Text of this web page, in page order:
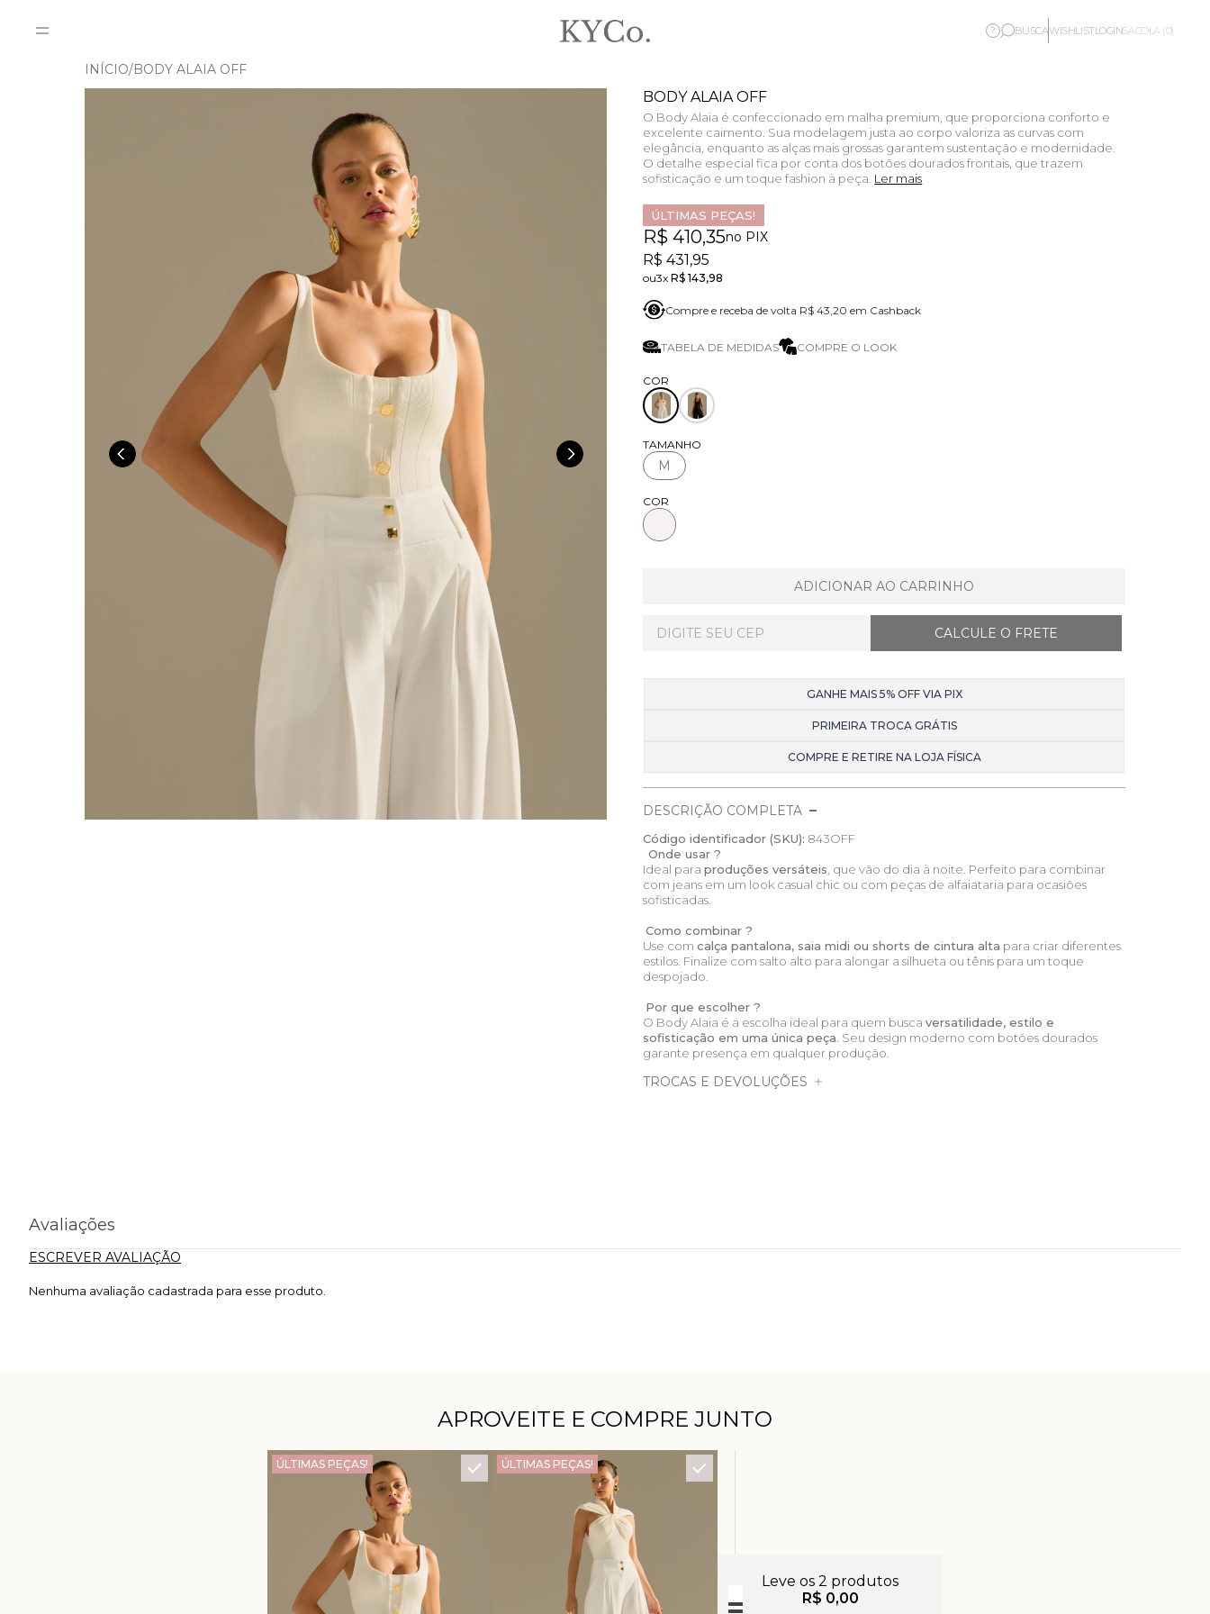
? BUSCAWISHLISTLOGINSACOLA (0)
INÍCIO BODY ALAIA OFF
BODY ALAIA OFF
O Body Alaia é confeccionado em malha premium, que proporciona conforto e
excelente caimento. Sua modelagem justa ao corpo valoriza as curvas com
elegância, enquanto as alças mais grossas garantem sustentação e modernidade.
O detalhe especial fica por conta dos botões dourados frontais, que trazem
sofisticação e um toque fashion à peça. Ler mais
ÚLTIMAS PEÇAS!
R$ 410,35no PIX
R$ 431,95
3xR$ 143,98
Compre e receba de volta R$ 43,20 em Cashback
TABELA DE MEDIDAS COMPRE O LOOK
TAMANHO
M
COR
ADICIONAR AO CARRINHO
GANHE MAIS 5% OFF VIA PIX
PRIMEIRA TROCA GRÁTIS
COMPRE E RETIRE NA LOJA FÍSICA
DESCRIÇÃO COMPLETA
Código identificador (SKU): 843OFF
Onde usar ?
Ideal paraproduções versáteis, que vão do dia à noite. Perfeito para combinar
com jeans em um look casual chic ou com peças de alfaiataria para ocasiões
sofisticadas.
Como combinar ?
Use comcalça pantalona, saia midi ou shorts de cintura alta para criar diferentes
estilos. Finalize com salto alto para alongar a silhueta ou tênis para um toque
despojado.
Por que escolher ?
O Body Alaia é a escolha ideal para quem buscaversatilidade, estilo e
sofisticação em uma única peça. Seu design moderno com botões dourados
garante presença em qualquer produção.
TROCAS E DEVOLUÇÕES
Avaliações
ESCREVER AVALIAÇÃO
Nenhuma avaliação cadastrada para esse produto.
APROVEITE E COMPRE JUNTO
ÚLTIMAS PEÇAS! ÚLTIMAS PEÇAS!
Leve os 2 produtos
R$ 0,00